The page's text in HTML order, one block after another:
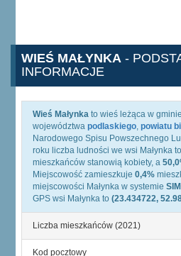
WIEŚ MAŁYNKA -
INFORMACJE
Wieś Małynka to wieś leżąca w gminie
województwa podlaskiego, powiatu
Narodowego Spisu Powszechnego
roku liczba ludności we wsi Małynka to
mieszkańców stanowią kobiety, a
Miejscowość zamieszkuje 0,4%
miejscowości Małynka w systemie
GPS wsi Małynka to (23.434722,
Liczba mieszkańców (2021)
Kod pocztowy